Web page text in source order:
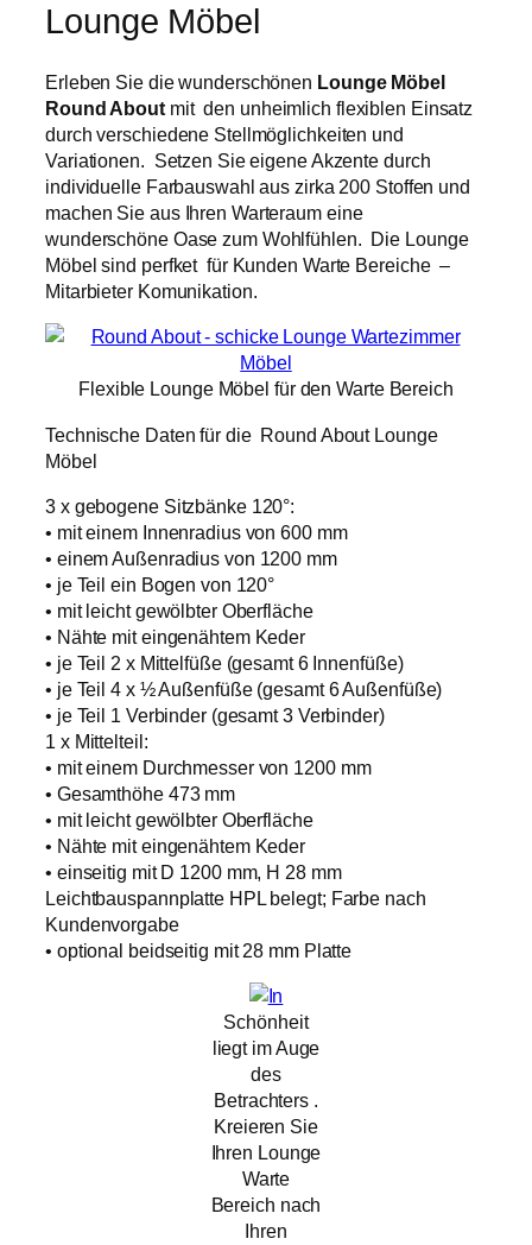
Lounge Möbel
Erleben Sie die wunderschönen Lounge Möbel
Round Aboutmit den unheimlich flexiblen Einsatz
durch verschiedene Stellmöglichkeiten und
Variationen. Setzen Sie eigene Akzente durch
individuelle Farbauswahl aus zirka 200 Stoffen und
machen Sie aus Ihren Warteraum eine
wunderschöne Oase zum Wohlfühlen. Die Lounge
Möbel sind perfket für Kunden Warte Bereiche –
Mitarbieter Komunikation.
Flexible Lounge Möbel für den Warte Bereich
Technische Daten für die Round About Lounge
Möbel
3 x gebogene Sitzbänke 120°:
• mit einem Innenradius von 600 mm
• einem Außenradius von 1200 mm
• je Teil ein Bogen von 120°
• mit leicht gewölbter Oberfläche
• Nähte mit eingenähtem Keder
• je Teil 2 x Mittelfüße (gesamt 6 Innenfüße)
• je Teil 4 x ½ Außenfüße (gesamt 6 Außenfüße)
• je Teil 1 Verbinder (gesamt 3 Verbinder)
1 x Mittelteil:
• mit einem Durchmesser von 1200 mm
• Gesamthöhe 473 mm
• mit leicht gewölbter Oberfläche
• Nähte mit eingenähtem Keder
• einseitig mit D 1200 mm, H 28 mm
Leichtbauspannplatte HPL belegt; Farbe nach
Kundenvorgabe
• optional beidseitig mit 28 mm Platte
Schönheit
liegt im Auge
des
Betrachters .
Kreieren Sie
Ihren Lounge
Warte
Bereich nach
Ihren